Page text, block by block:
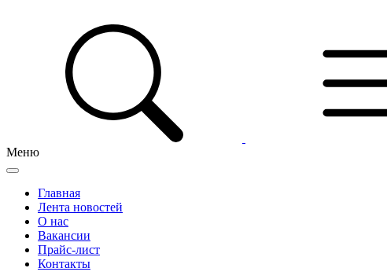
Меню
Главная
Лента новостей
О нас
Вакансии
Прайс-лист
Контакты